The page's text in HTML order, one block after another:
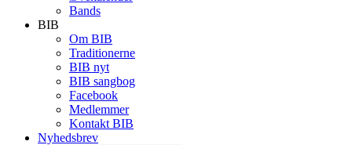
Bands
BIB
Om BIB
Traditionerne
BIB nyt
BIB sangbog
Facebook
Medlemmer
Kontakt BIB
Nyhedsbrev